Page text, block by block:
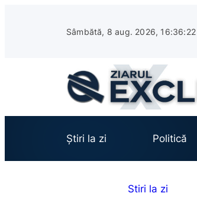
Sâmbătă, 8 aug. 2026, 16:36:23
Știri la zi Politică
Stiri la zi